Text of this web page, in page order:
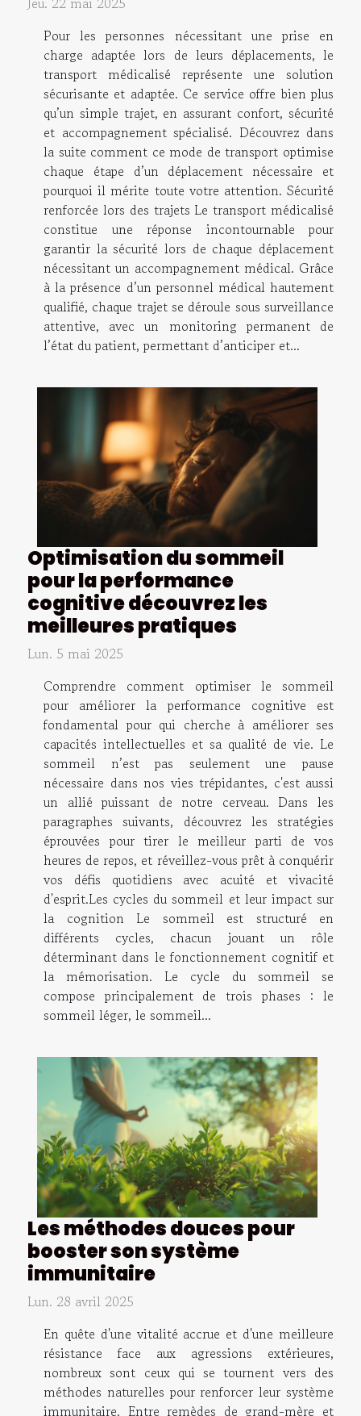
Pour les personnes nécessitant une prise en
charge adaptée lors de leurs déplacements, le
transport médicalisé représente une solution
sécurisante et adaptée. Ce service offre bien plus
qu’un simple trajet, en assurant confort, sécurité
et accompagnement spécialisé. Découvrez dans
la suite comment ce mode de transport optimise
chaque étape d’un déplacement nécessaire et
pourquoi il mérite toute votre attention. Sécurité
renforcée lors des trajets Le transport médicalisé
constitue une réponse incontournable pour
garantir la sécurité lors de chaque déplacement
nécessitant un accompagnement médical. Grâce
à la présence d’un personnel médical hautement
qualifié, chaque trajet se déroule sous surveillance
attentive, avec un monitoring permanent de
l’état du patient, permettant d’anticiper et...
Optimisation du sommeil
pour la performance
cognitive découvrez les
meilleures pratiques
Lun. 5 mai 2025
Comprendre comment optimiser le sommeil
pour améliorer la performance cognitive est
fondamental pour qui cherche à améliorer ses
capacités intellectuelles et sa qualité de vie. Le
sommeil n’est pas seulement une pause
nécessaire dans nos vies trépidantes, c'est aussi
un allié puissant de notre cerveau. Dans les
paragraphes suivants, découvrez les stratégies
éprouvées pour tirer le meilleur parti de vos
heures de repos, et réveillez-vous prêt à conquérir
vos défis quotidiens avec acuité et vivacité
d'esprit.Les cycles du sommeil et leur impact sur
la cognition Le sommeil est structuré en
différents cycles, chacun jouant un rôle
déterminant dans le fonctionnement cognitif et
la mémorisation. Le cycle du sommeil se
compose principalement de trois phases : le
sommeil léger, le sommeil...
Les méthodes douces pour
booster son système
immunitaire
Lun. 28 avril 2025
En quête d'une vitalité accrue et d'une meilleure
résistance face aux agressions extérieures,
nombreux sont ceux qui se tournent vers des
méthodes naturelles pour renforcer leur système
immunitaire. Entre remèdes de grand-mère et